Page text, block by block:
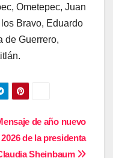
Ometepec, Juan
Bravo, Eduardo
de Guerrero,
de año nuevo
2026 de la presidenta
Sheinbaum